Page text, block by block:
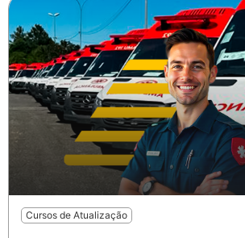
Cursos de Atualização